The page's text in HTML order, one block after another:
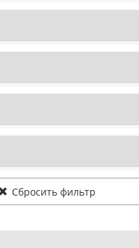
Сбросить фильтр